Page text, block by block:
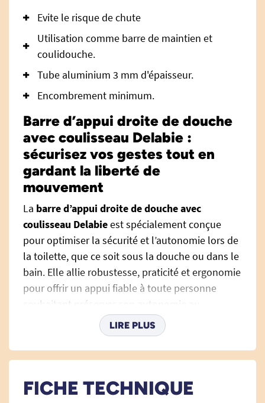
Evite le risque de chute
Utilisation comme barre de maintien et
coulidouche.
Tube aluminium 3 mm d'épaisseur.
Encombrement minimum.
Barre d’appui droite de douche
avec coulisseau Delabie :
sécurisez vos gestes tout en
gardant la liberté de
mouvement
La barre d’appui droite de douche avec
coulisseau Delabieest spécialement conçue
pour optimiser la sécurité et l’autonomie lors de
la toilette, que ce soit sous la douche ou dans le
bain. Elle allie robustesse, praticité et ergonomie
pour offrir un appui fiable à toute personne
souhaitant préserver son autonomie au
quotidien, à domicile comme en établissement
barre d’appui de salle de bain
multifonctionnelle s’intègre facilement à tous
l’espace, favorisant ainsi l’accessibilité et la
tranquillité d’esprit.
LIRE PLUS
FICHE TECHNIQUE